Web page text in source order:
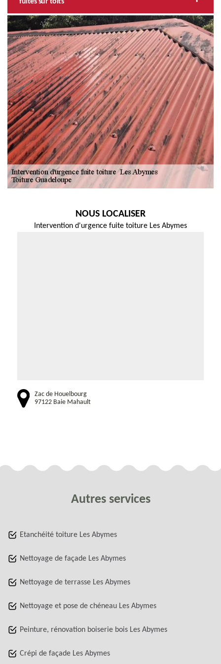
NOUS LOCALISER
Intervention d'urgence fuite toiture Les Abymes
Zac de Houelbourg
97122 Baie Mahault
Autres services
Etanchéité toiture Les Abymes
Nettoyage de façade Les Abymes
Nettoyage de terrasse Les Abymes
Nettoyage et pose de chéneau Les Abymes
Peinture, rénovation boiserie bois Les Abymes
Crépi de façade Les Abymes